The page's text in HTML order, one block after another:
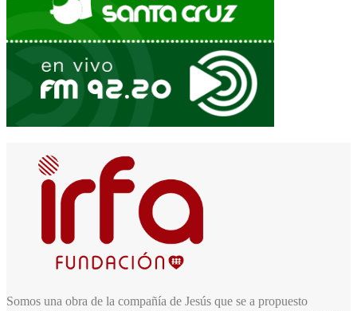
Somos una obra de la compañía de Jesús que se a propuesto